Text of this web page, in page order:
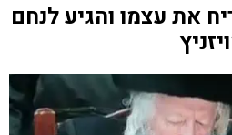
את עצמו והגיע לנחם